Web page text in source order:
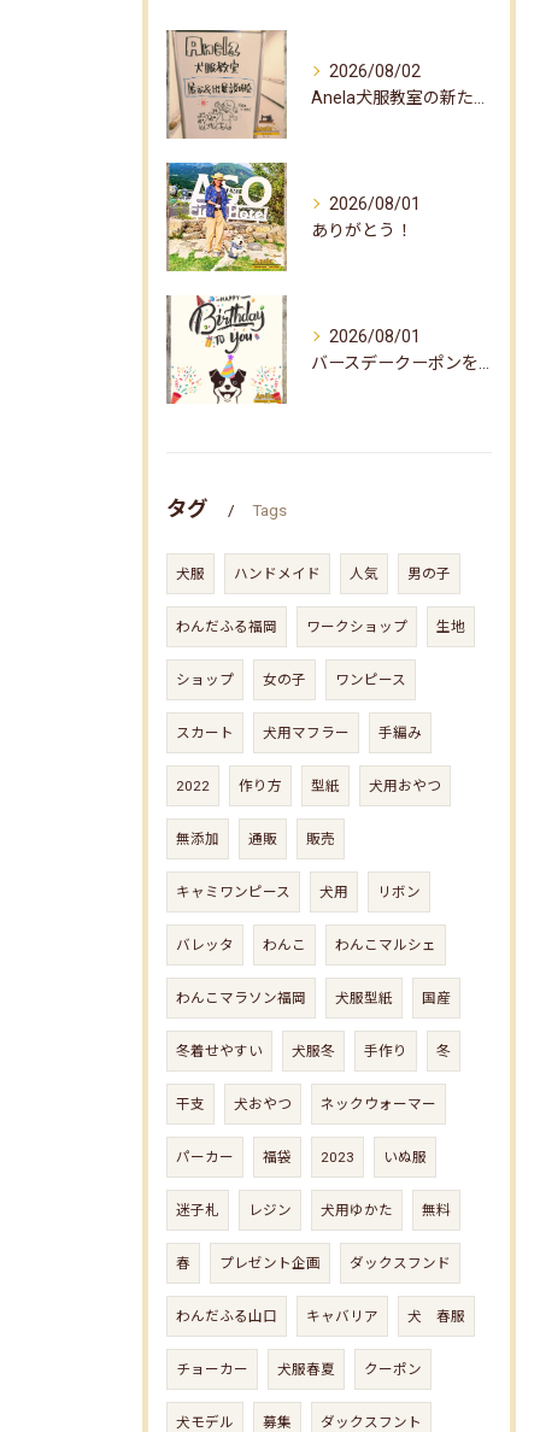
2026/08/02
2026/08/01
ありがとう！
2026/08/01
タグ Tags
犬服 ハンドメイド 人気 男の子
わんだふる福岡 ワークショップ 生地
ショップ 女の子 ワンピース
スカート 犬用マフラー 手編み
2022 作り方 型紙 犬用おやつ
無添加 通販 販売
キャミワンピース 犬用 リボン
バレッタ わんこ わんこマルシェ
わんこマラソン福岡 犬服型紙 国産
冬着せやすい 犬服冬 手作り 冬
干支 犬おやつ ネックウォーマー
パーカー 福袋 2023 いぬ服
迷子札 レジン 犬用ゆかた 無料
春 プレゼント企画 ダックスフンド
わんだふる山口 キャバリア 犬 春服
チョーカー 犬服春夏 クーポン
犬モデル 募集 ダックスフント